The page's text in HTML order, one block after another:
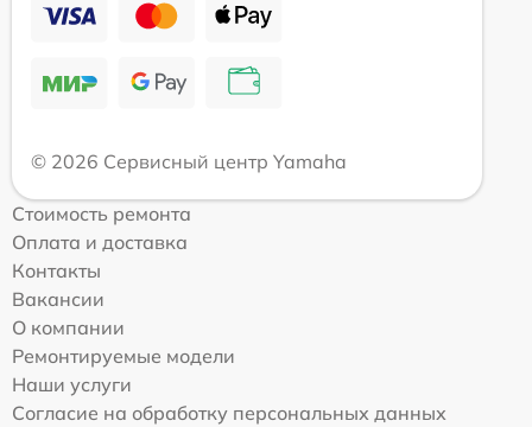
© 2026 Сервисный центр Yamaha
Стоимость ремонта
Оплата и доставка
Контакты
Вакансии
О компании
Ремонтируемые модели
Наши услуги
Согласие на обработку персональных данных